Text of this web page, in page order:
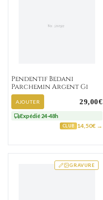
Pendentif Bedani
Parchemin Argent Gi
AJOUTER 29,00€
Expédié 24-48h
CLUB 14,50€ →
GRAVURE